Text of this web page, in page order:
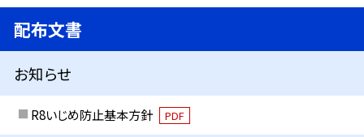
配布文書
お知らせ
R8いじめ防止基本方針 PDF